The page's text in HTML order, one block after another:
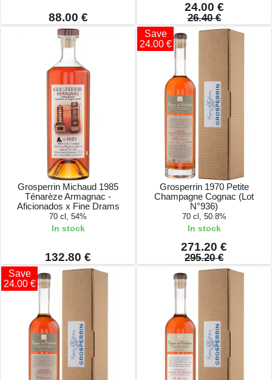
88.00 €
24.00 €
26.40 €
Grosperrin Michaud 1985
Ténarèze Armagnac -
Aficionados x Fine Drams
70 cl, 54%
In stock
132.80 €
Save
24.00 €
Grosperrin 1970 Petite
Champagne Cognac (Lot
N°936)
70 cl, 50.8%
In stock
271.20 €
295.20 €
Save
24.00 €